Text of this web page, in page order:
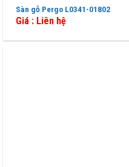
Sàn gỗ Pergo L0341-01802
Giá : Liên hệ